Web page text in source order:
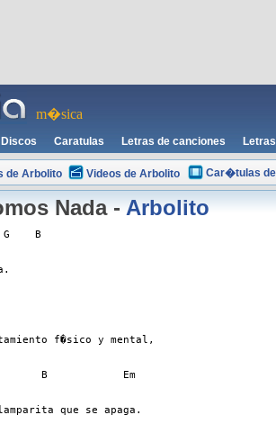
m�sica
Discos Caratulas Letras de canciones
de Arbolito Videos de Arbolito Car�tulas
Nada -Arbolito
B
f�sico y mental,
B            Em
que se apaga.